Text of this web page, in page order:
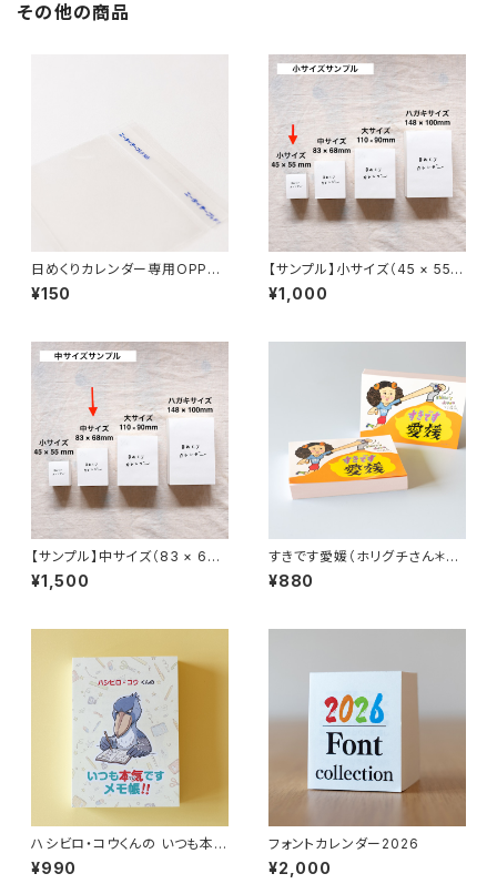
その他の商品
日めくりカレンダー専用OPPパ
ック（10枚セット）
¥150
【サンプル】小サイズ（45 × 55
mm）日めくりカレンダー
¥1,000
【サンプル】中サイズ（83 × 68
mm）日めくりカレンダー
¥1,500
すきです愛媛（ホリグチさん＊ブ
ロックメモ）
¥880
ハシビロ・コウくんの いつも本気
（マジ）ですメモ帳!!
¥990
フォントカレンダー2026
¥2,000